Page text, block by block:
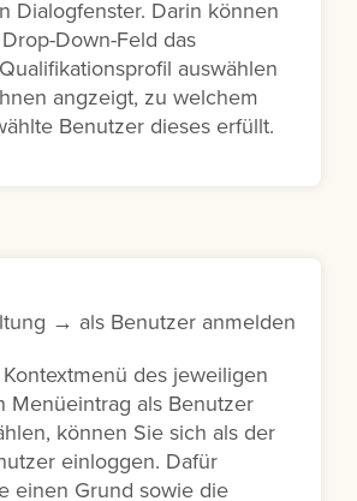
Dialogfenster. Darin können
Down-Feld das
auswählen
angzeigt, zu welchem
Benutzer dieses erfüllt.
→ als Benutzer anmelden
des jeweiligen
Menüeintrag als Benutzer
können Sie sich als der
einloggen. Dafür
einen Grund sowie die